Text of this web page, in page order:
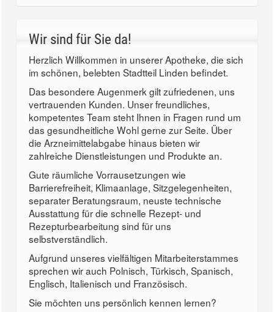
Wir sind für Sie da!
Herzlich Willkommen in unserer Apotheke, die sich
im schönen, belebten Stadtteil Linden befindet.
Das besondere Augenmerk gilt zufriedenen, uns
vertrauenden Kunden. Unser freundliches,
kompetentes Team steht Ihnen in Fragen rund um
das gesundheitliche Wohl gerne zur Seite. Über
die Arzneimittelabgabe hinaus bieten wir
zahlreiche Dienstleistungen und Produkte an.
Gute räumliche Vorrausetzungen wie
Barrierefreiheit, Klimaanlage, Sitzgelegenheiten,
separater Beratungsraum, neuste technische
Ausstattung für die schnelle Rezept- und
Rezepturbearbeitung sind für uns
selbstverständlich.
Aufgrund unseres vielfältigen Mitarbeiterstammes
sprechen wir auch Polnisch, Türkisch, Spanisch,
Englisch, Italienisch und Französisch.
Sie möchten uns persönlich kennen lernen?